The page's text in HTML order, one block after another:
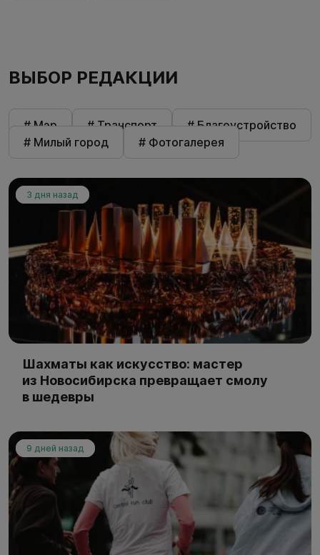
ВЫБОР РЕДАКЦИИ
# Мэр # Транспорт
# Благоустройство
# Милый город
# Фотогалерея
3 дня назад
Шахматы как искусство: мастер
из Новосибирска превращает смолу
в шедевры
9 дней назад